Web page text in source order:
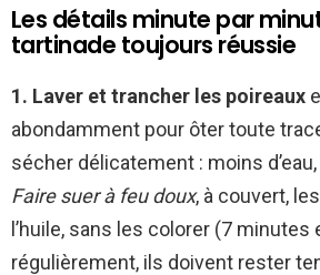
Les détails minute par
tartinade toujours réussie
1. Laver et trancher les poireaux
abondamment pour ôter toute
sécher délicatement : moins
Faire suer à feu doux, à couvert,
l’huile, sans les colorer (7 minutes
régulièrement, ils doivent rester